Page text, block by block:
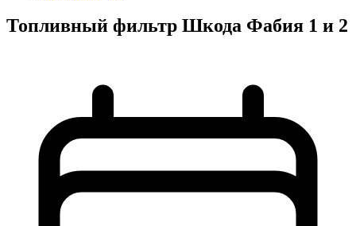
Топливный фильтр Шкода Фабия 1 и 2